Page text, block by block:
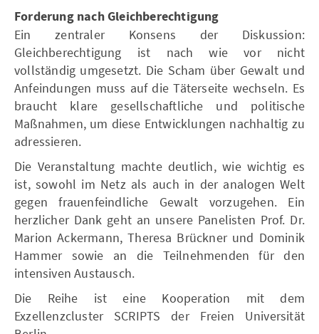
Forderung nach Gleichberechtigung
Ein zentraler Konsens der Diskussion:
Gleichberechtigung ist nach wie vor nicht
vollständig umgesetzt. Die Scham über Gewalt und
Anfeindungen muss auf die Täterseite wechseln. Es
braucht klare gesellschaftliche und politische
Maßnahmen, um diese Entwicklungen nachhaltig zu
adressieren.
Die Veranstaltung machte deutlich, wie wichtig es
ist, sowohl im Netz als auch in der analogen Welt
gegen frauenfeindliche Gewalt vorzugehen. Ein
herzlicher Dank geht an unsere Panelisten Prof. Dr.
Marion Ackermann, Theresa Brückner und Dominik
Hammer sowie an die Teilnehmenden für den
intensiven Austausch.
Die Reihe ist eine Kooperation mit dem
Exzellenzcluster SCRIPTS der Freien Universität